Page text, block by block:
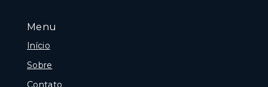
Menu
Início
Sobre
Contato